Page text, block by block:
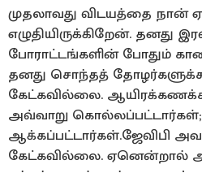
முதலாவது விடயத்தை நான்
எழுதியிருக்கிறேன். தனது
போராட்டங்களின் போதும்
தனது சொந்தத்
கேட்கவில்லை.
அவ்வாறு
ஆக்கப்பட்டார்கள்.ஜேவிபி
கேட்கவில்லை. ஏனென்றால்